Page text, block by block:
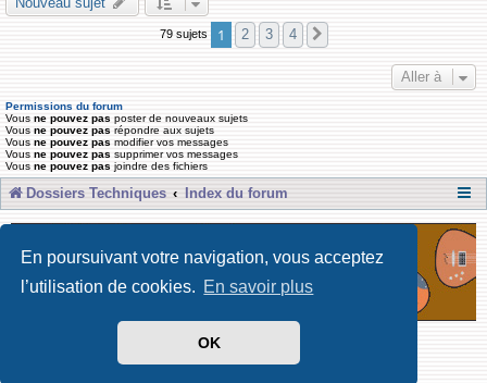
En poursuivant votre navigation, vous acceptez
l’utilisation de cookies. En savoir plus
OK
79 sujets 1 2 3 4
Aller à
Permissions du forum
Vous ne pouvez pas poster de nouveaux sujets
Vous ne pouvez pas répondre aux sujets
Vous ne pouvez pas modifier vos messages
Vous ne pouvez pas supprimer vos messages
Vous ne pouvez pas joindre des fichiers
Dossiers Techniques Index du forum
Développé par Forum Software © phpBB Limited
Traduit par phpBB-fr